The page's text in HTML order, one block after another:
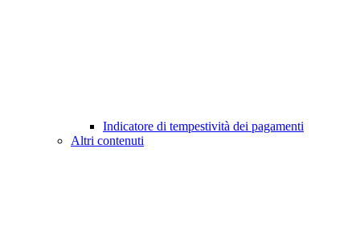
Indicatore di tempestività dei pagamenti
Altri contenuti